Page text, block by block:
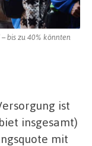
bis zu 40% könnten
ist
insgesamt)
mit